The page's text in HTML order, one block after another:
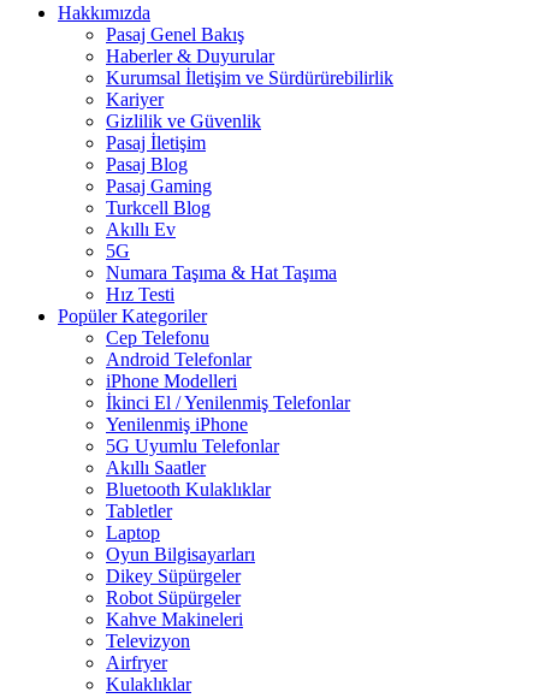
Hakkımızda
Pasaj Genel Bakış
Haberler & Duyurular
Kurumsal İletişim ve Sürdürürebilirlik
Kariyer
Gizlilik ve Güvenlik
Pasaj İletişim
Pasaj Blog
Pasaj Gaming
Turkcell Blog
Akıllı Ev
5G
Numara Taşıma & Hat Taşıma
Hız Testi
Popüler Kategoriler
Cep Telefonu
Android Telefonlar
iPhone Modelleri
İkinci El / Yenilenmiş Telefonlar
Yenilenmiş iPhone
5G Uyumlu Telefonlar
Akıllı Saatler
Bluetooth Kulaklıklar
Tabletler
Laptop
Oyun Bilgisayarları
Dikey Süpürgeler
Robot Süpürgeler
Kahve Makineleri
Televizyon
Airfryer
Kulaklıklar